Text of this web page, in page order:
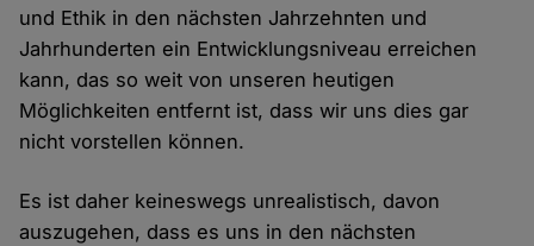
und Ethik in den nächsten Jahrzehnten und
Jahrhunderten ein Entwicklungsniveau erreichen
kann, das so weit von unseren heutigen
Möglichkeiten entfernt ist, dass wir uns dies gar
nicht vorstellen können.
Es ist daher keineswegs unrealistisch, davon
auszugehen, dass es uns in den nächsten